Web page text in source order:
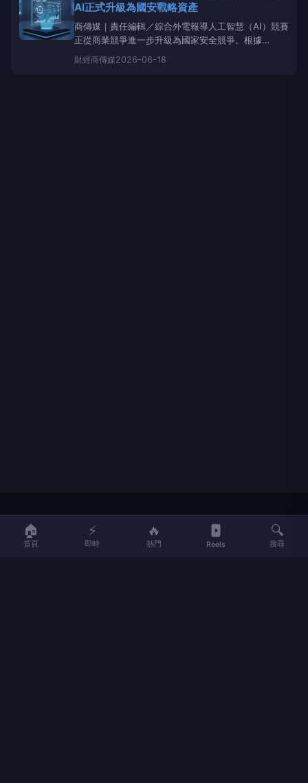
AI正式升級為國安戰略資產
商傳媒｜責任編輯／綜合外電報導人工智慧（AI）競賽
正從商業競爭進一步升級為國家安全競爭。根據
《TheChosunDaily》報導，美國政府近期已限制外
籍人士存取
財經商傳媒2026-06-18
LIFE
LIFE 生活網是台灣領先的生活資訊平台，提供即時新聞、生活、健康、
🏠
首頁
⚡
即時
🔥
熱門 Reels
🔍
搜尋